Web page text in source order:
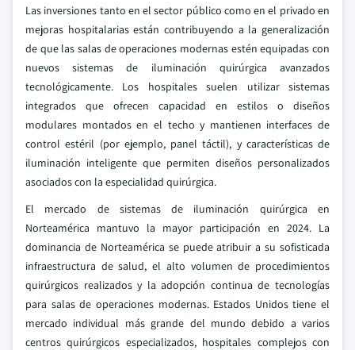
Las inversiones tanto en el sector público como en el privado en
mejoras hospitalarias están contribuyendo a la generalización
de que las salas de operaciones modernas estén equipadas con
nuevos sistemas de iluminación quirúrgica avanzados
tecnológicamente. Los hospitales suelen utilizar sistemas
integrados que ofrecen capacidad en estilos o diseños
modulares montados en el techo y mantienen interfaces de
control estéril (por ejemplo, panel táctil), y características de
iluminación inteligente que permiten diseños personalizados
asociados con la especialidad quirúrgica.
El mercado de sistemas de iluminación quirúrgica en
Norteamérica mantuvo la mayor participación en 2024. La
dominancia de Norteamérica se puede atribuir a su sofisticada
infraestructura de salud, el alto volumen de procedimientos
quirúrgicos realizados y la adopción continua de tecnologías
para salas de operaciones modernas. Estados Unidos tiene el
mercado individual más grande del mundo debido a varios
centros quirúrgicos especializados, hospitales complejos con